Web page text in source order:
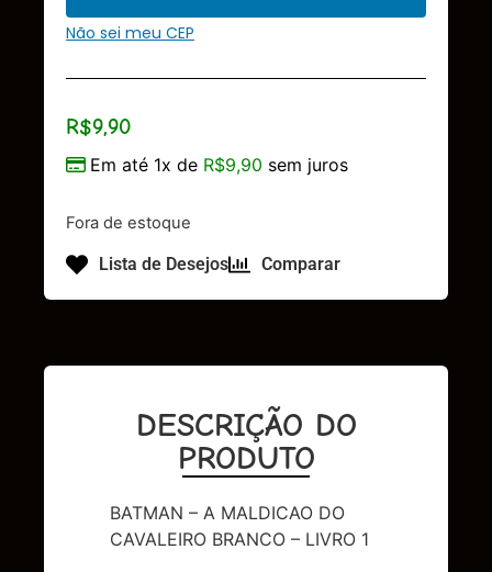
Não sei meu CEP
R$9,90
Em até 1x de R$9,90 sem juros
Fora de estoque
Lista de Desejos Comparar
DESCRIÇÃO DO
PRODUTO
BATMAN – A MALDICAO DO
CAVALEIRO BRANCO – LIVRO 1